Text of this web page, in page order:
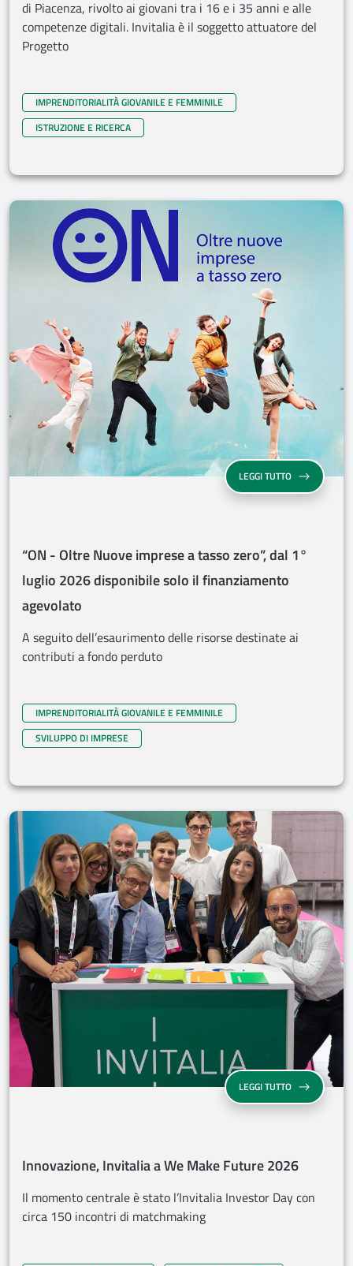
di Piacenza, rivolto ai giovani tra i 16 e i 35 anni e alle
competenze digitali. Invitalia è il soggetto attuatore del
Progetto
IMPRENDITORIALITÀ GIOVANILE E FEMMINILE
ISTRUZIONE E RICERCA
LEGGI TUTTO“ON - OLTRE
“ON - Oltre Nuove imprese a tasso zero”, dal 1°
luglio 2026 disponibile solo il finanziamento
agevolato
A seguito dell’esaurimento delle risorse destinate ai
contributi a fondo perduto
IMPRENDITORIALITÀ GIOVANILE E FEMMINILE
SVILUPPO DI IMPRESE
LEGGI TUTTO
Innovazione, Invitalia a We Make Future 2026
Il momento centrale è stato l’Invitalia Investor Day con
circa 150 incontri di matchmaking